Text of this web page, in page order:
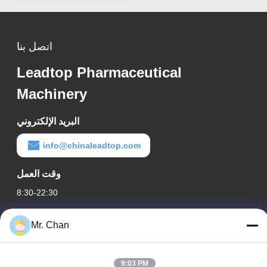
اتصل بنا
Leadtop Pharmaceutical
Machinery
البريد الإلكتروني
info@chinaleadtop.com
وقت العمل
8:30-22:30
عنواننا
عنوان الشركة
رقم 28 ، طريق جيوان ، منطقة جيولي الصناعية ، شانجوانج. مدينة
Mr. Chan
9:03 PM